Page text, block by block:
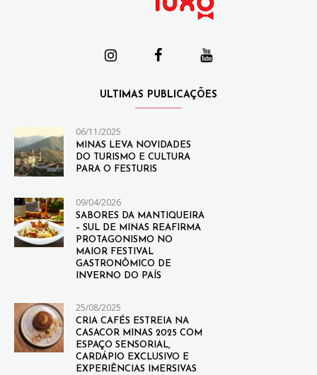
ULTIMAS PUBLICAÇÕES
06/11/2025
MINAS LEVA NOVIDADES
DO TURISMO E CULTURA
PARA O FESTURIS
09/04/2026
SABORES DA MANTIQUEIRA
– SUL DE MINAS REAFIRMA
PROTAGONISMO NO
MAIOR FESTIVAL
GASTRONÔMICO DE
INVERNO DO PAÍS
25/08/2025
CRIA CAFÉS ESTREIA NA
CASACOR MINAS 2025 COM
ESPAÇO SENSORIAL,
CARDÁPIO EXCLUSIVO E
EXPERIÊNCIAS IMERSIVAS